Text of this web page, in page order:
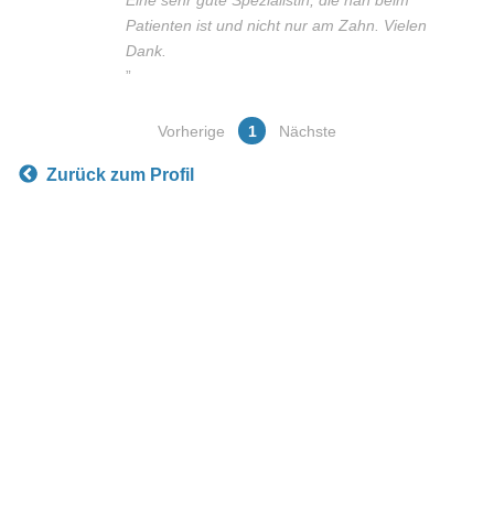
Patienten ist und nicht nur am Zahn. Vielen
Dank.
”
Vorherige 1 Nächste
Zurück zum Profil